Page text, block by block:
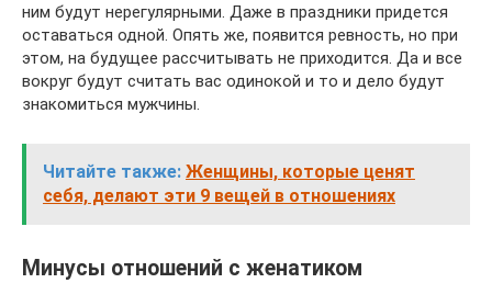
ним будут нерегулярными. Даже в праздники придется
оставаться одной. Опять же, появится ревность, но при
этом, на будущее рассчитывать не приходится. Да и все
вокруг будут считать вас одинокой и то и дело будут
знакомиться мужчины.
Читайте также: Женщины, которые ценят
себя, делают эти 9 вещей в отношениях
Минусы отношений с женатиком